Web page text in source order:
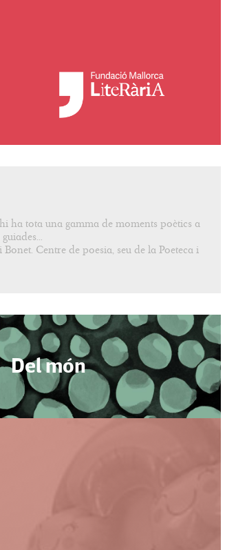
ha tota una gamma de moments poètics a
Centre de poesia, seu de la Poeteca i
Del món